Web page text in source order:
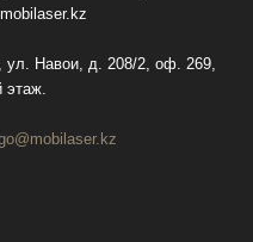
mobilaser.kz
ул. Навои, д. 208/2, оф. 269,
этаж.